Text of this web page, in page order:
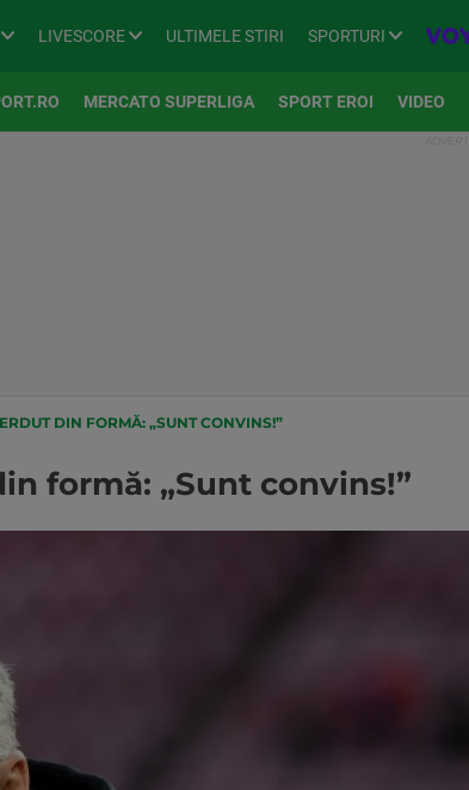
LIVESCORE ULTIMELE STIRI SPORTURI
MERCATO SUPERLIGA SPORT EROI VIDEO
DIN FORMĂ: „SUNT CONVINS!”
formă: „Sunt convins!”